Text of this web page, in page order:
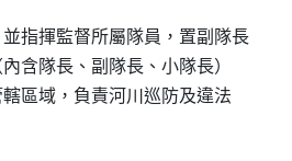
指揮監督所屬隊員，置副隊長
含隊長、副隊長、小隊長）
轄區域，負責河川巡防及違法